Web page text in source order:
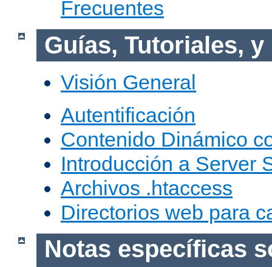
Frecuentes
Guías, Tutoriales, y
Visión General
Autentificación
Contenido Dinámico
Introducción a Server
Archivos .htaccess
Directorios web para
Notas específicas